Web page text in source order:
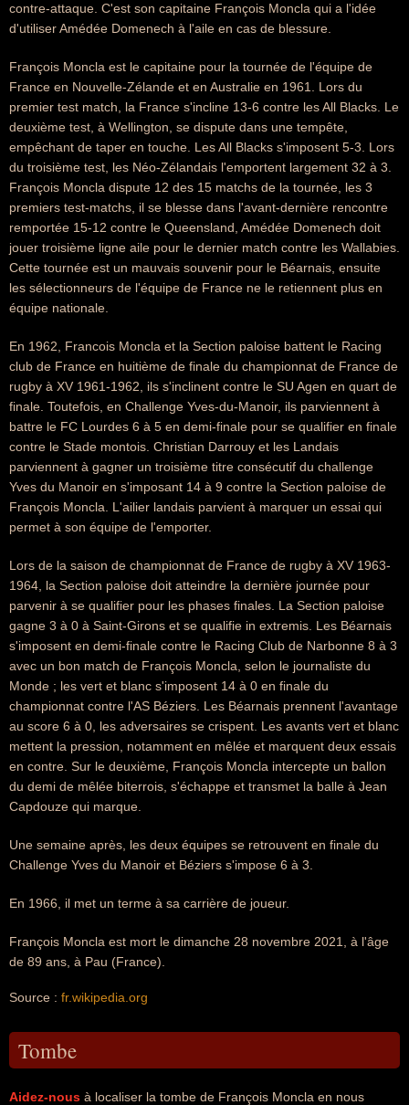
contre-attaque. C'est son capitaine François Moncla qui a l'idée
d'utiliser Amédée Domenech à l'aile en cas de blessure.
François Moncla est le capitaine pour la tournée de l'équipe de
France en Nouvelle-Zélande et en Australie en 1961. Lors du
premier test match, la France s'incline 13-6 contre les All Blacks. Le
deuxième test, à Wellington, se dispute dans une tempête,
empêchant de taper en touche. Les All Blacks s'imposent 5-3. Lors
du troisième test, les Néo-Zélandais l'emportent largement 32 à 3.
François Moncla dispute 12 des 15 matchs de la tournée, les 3
premiers test-matchs, il se blesse dans l'avant-dernière rencontre
remportée 15-12 contre le Queensland, Amédée Domenech doit
jouer troisième ligne aile pour le dernier match contre les Wallabies.
Cette tournée est un mauvais souvenir pour le Béarnais, ensuite
les sélectionneurs de l'équipe de France ne le retiennent plus en
équipe nationale.
En 1962, Francois Moncla et la Section paloise battent le Racing
club de France en huitième de finale du championnat de France de
rugby à XV 1961-1962, ils s'inclinent contre le SU Agen en quart de
finale. Toutefois, en Challenge Yves-du-Manoir, ils parviennent à
battre le FC Lourdes 6 à 5 en demi-finale pour se qualifier en finale
contre le Stade montois. Christian Darrouy et les Landais
parviennent à gagner un troisième titre consécutif du challenge
Yves du Manoir en s'imposant 14 à 9 contre la Section paloise de
François Moncla. L'ailier landais parvient à marquer un essai qui
permet à son équipe de l'emporter.
Lors de la saison de championnat de France de rugby à XV 1963-
1964, la Section paloise doit atteindre la dernière journée pour
parvenir à se qualifier pour les phases finales. La Section paloise
gagne 3 à 0 à Saint-Girons et se qualifie in extremis. Les Béarnais
s'imposent en demi-finale contre le Racing Club de Narbonne 8 à 3
avec un bon match de François Moncla, selon le journaliste du
Monde ; les vert et blanc s'imposent 14 à 0 en finale du
championnat contre l'AS Béziers. Les Béarnais prennent l'avantage
au score 6 à 0, les adversaires se crispent. Les avants vert et blanc
mettent la pression, notamment en mêlée et marquent deux essais
en contre. Sur le deuxième, François Moncla intercepte un ballon
du demi de mêlée biterrois, s'échappe et transmet la balle à Jean
Capdouze qui marque.
Une semaine après, les deux équipes se retrouvent en finale du
Challenge Yves du Manoir et Béziers s'impose 6 à 3.
En 1966, il met un terme à sa carrière de joueur.
François Moncla est mort le dimanche 28 novembre 2021, à l'âge
de 89 ans, à Pau (France).
Source : fr.wikipedia.org
Tombe
Aidez-nous à localiser la tombe de François Moncla en nous